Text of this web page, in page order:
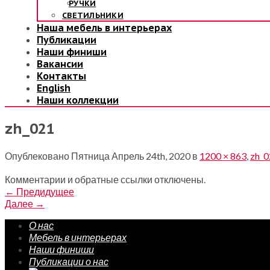
РУЧКИ
СВЕТИЛЬНИКИ
Наша мебель в интерьерах
Публикации
Наши финиши
Вакансии
Контакты
English
Наши коллекции
zh_021
Опублековано Пятница Апрель 24th, 2020 в 1200 × 863,
Комментарии и обратные ссылки отключены.
← Предидущее
Далее →
О нас
Мебель в интерьерах
Наши финиши
Публикации о нас